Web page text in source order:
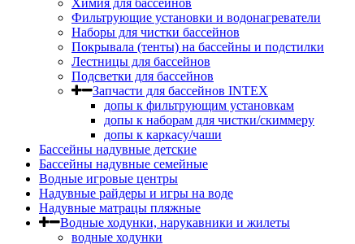
Химия для бассейнов
Фильтрующие установки и водонагреватели
Наборы для чистки бассейнов
Покрывала (тенты) на бассейны и подстилки
Лестницы для бассейнов
Подсветки для бассейнов
Запчасти для бассейнов INTEX
допы к фильтрующим установкам
допы к наборам для чистки/скиммеру
допы к каркасу/чаши
Бассейны надувные детские
Бассейны надувные семейные
Водные игровые центры
Надувные райдеры и игры на воде
Надувные матрацы пляжные
Водные ходунки, нарукавники и жилеты
водные ходунки